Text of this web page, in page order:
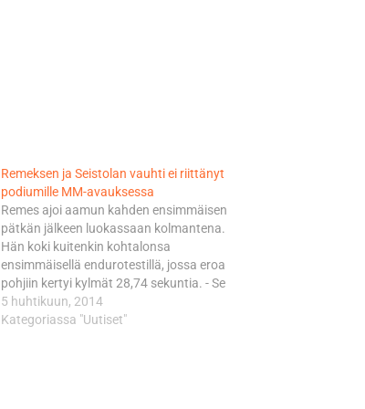
Remeksen ja Seistolan vauhti ei riittänyt
podiumille MM-avauksessa
Remes ajoi aamun kahden ensimmäisen
pätkän jälkeen luokassaan kolmantena.
Hän koki kuitenkin kohtalonsa
ensimmäisellä endurotestillä, jossa eroa
pohjiin kertyi kylmät 28,74 sekuntia. - Se
virhe osui pätkän loppupuolelle. Ajauduin
ulos linjalta, jossa oli isoja kiviä.
5 huhtikuun, 2014
Kategoriassa "Uutiset"